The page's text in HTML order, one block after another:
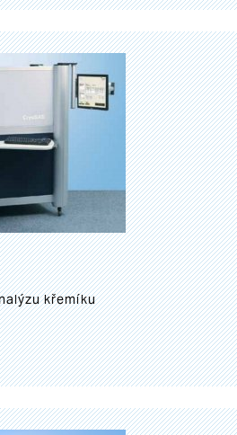
křemíku